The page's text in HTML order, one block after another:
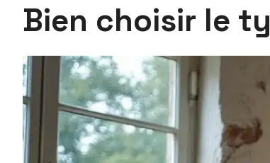
Bien choisir le